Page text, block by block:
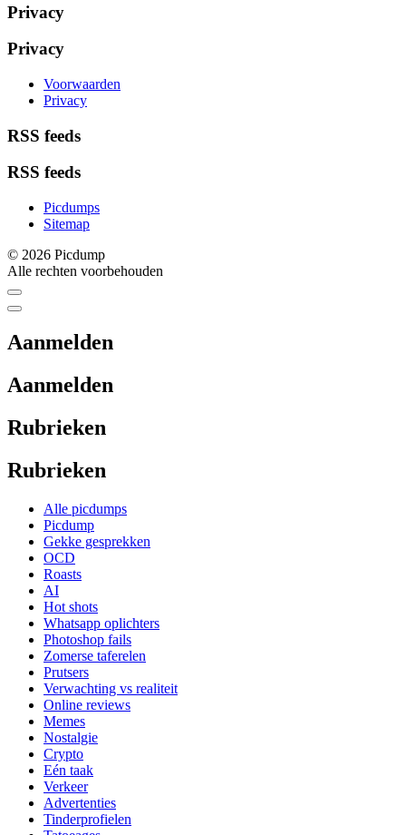
Privacy
Privacy
Voorwaarden
Privacy
RSS feeds
RSS feeds
Picdumps
Sitemap
© 2026 Picdump
Alle rechten voorbehouden
Aanmelden
Aanmelden
Rubrieken
Rubrieken
Alle picdumps
Picdump
Gekke gesprekken
OCD
Roasts
AI
Hot shots
Whatsapp oplichters
Photoshop fails
Zomerse taferelen
Prutsers
Verwachting vs realiteit
Online reviews
Memes
Nostalgie
Crypto
Eén taak
Verkeer
Advertenties
Tinderprofielen